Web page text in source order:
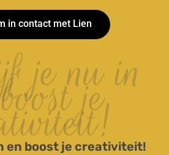
in contact met Lien
je nu in
je
en boost je creativiteit!